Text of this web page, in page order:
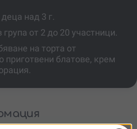
над 3 г.
от 2 до 20 участници.
на торта от
приготвени блатове, крем